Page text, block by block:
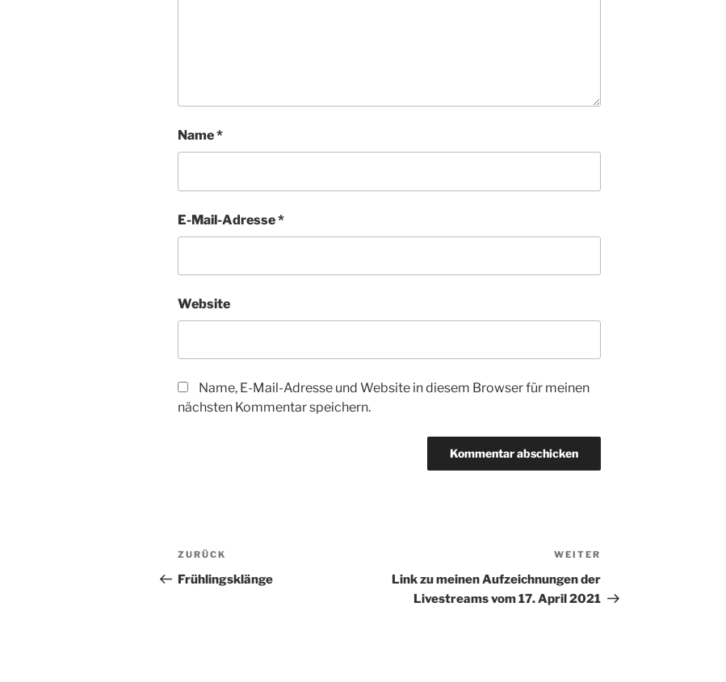
Name*
E-Mail-Adresse*
Website
Name, E-Mail-Adresse und Website in diesem Browser für meinen
nächsten Kommentar speichern.
Beitragsnavigation
Vorheriger
Beitrag
ZURÜCK
Frühlingsklänge
Beitrag
WEITER
Link zu meinen Aufzeichnungen der
Livestreams vom 17. April 2021